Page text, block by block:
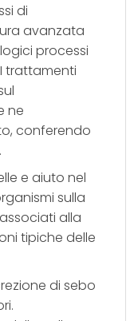
di
avanzata
processi
trattamenti
ne
conferendo
e aiuto nel
sulla
alla
tipiche delle
di sebo